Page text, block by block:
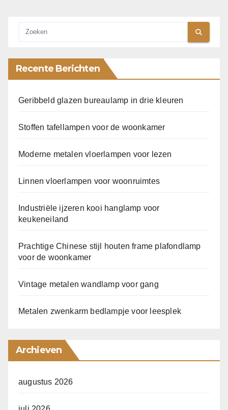
Recente Berichten
Geribbeld glazen bureaulamp in drie kleuren
Stoffen tafellampen voor de woonkamer
Moderne metalen vloerlampen voor lezen
Linnen vloerlampen voor woonruimtes
Industriële ijzeren kooi hanglamp voor
keukeneiland
Prachtige Chinese stijl houten frame plafondlamp
voor de woonkamer
Vintage metalen wandlamp voor gang
Metalen zwenkarm bedlampje voor leesplek
Archieven
augustus 2026